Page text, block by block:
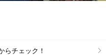
らチェック！